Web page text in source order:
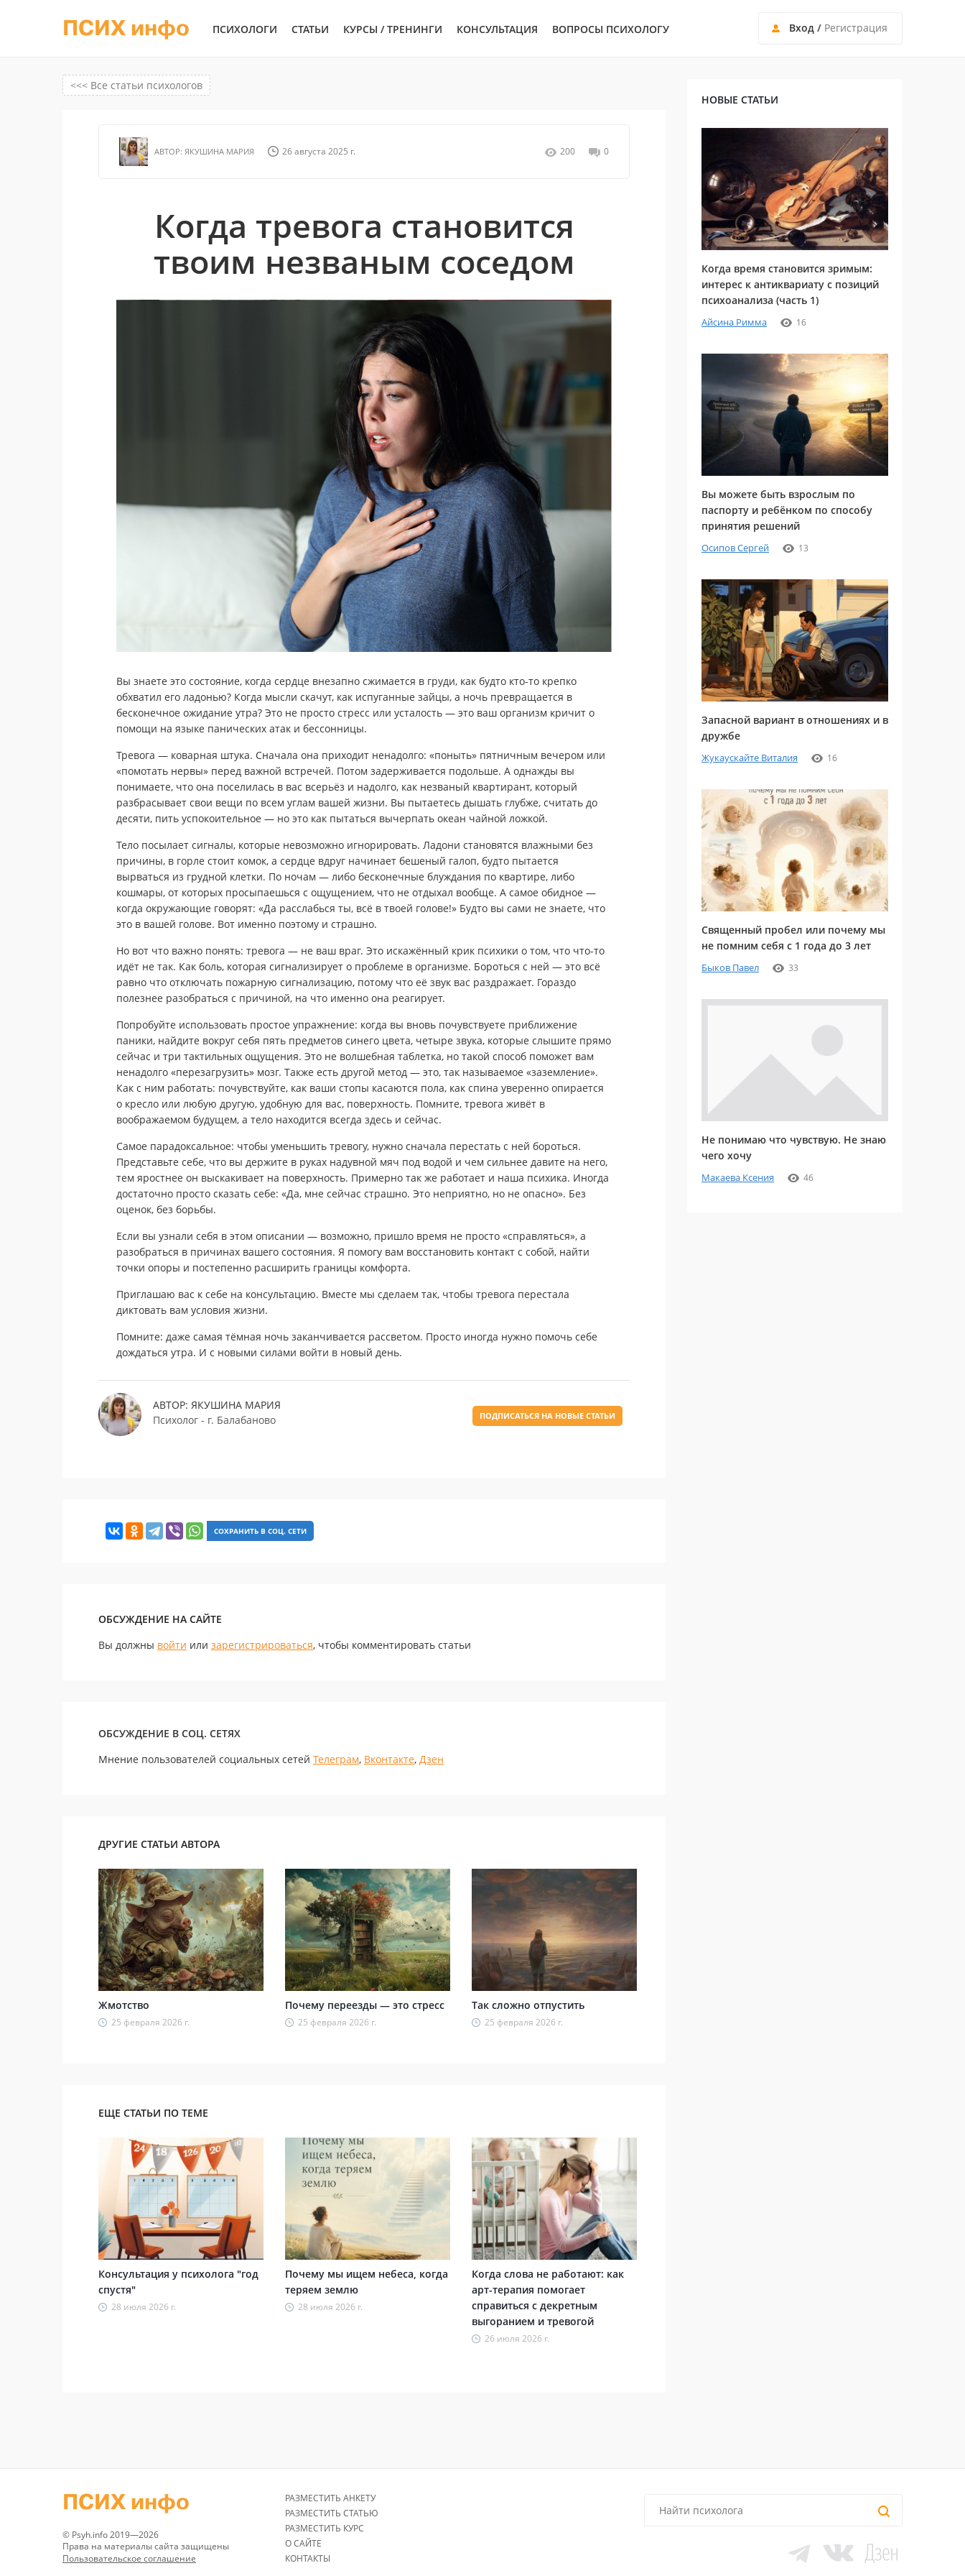
ПСИХ инфо ПСИХОЛОГИ СТАТЬИ КУРСЫ / ТРЕНИНГИ КОНСУЛЬТАЦИЯ ВОПРОСЫ ПСИХОЛОГУ Вход / Регистрация
<<< Все статьи психологов
АВТОР: ЯКУШИНА МАРИЯ 26 августа 2025 г. 200 0
Когда тревога становится
твоим незваным соседом
Вы знаете это состояние, когда сердце внезапно сжимается в груди, как будто кто-то крепко
обхватил его ладонью? Когда мысли скачут, как испуганные зайцы, а ночь превращается в
бесконечное ожидание утра? Это не просто стресс или усталость — это ваш организм кричит о
помощи на языке панических атак и бессонницы.
Тревога — коварная штука. Сначала она приходит ненадолго: «поныть» пятничным вечером или
«помотать нервы» перед важной встречей. Потом задерживается подольше. А однажды вы
понимаете, что она поселилась в вас всерьёз и надолго, как незваный квартирант, который
разбрасывает свои вещи по всем углам вашей жизни. Вы пытаетесь дышать глубже, считать до
десяти, пить успокоительное — но это как пытаться вычерпать океан чайной ложкой.
Тело посылает сигналы, которые невозможно игнорировать. Ладони становятся влажными без
причины, в горле стоит комок, а сердце вдруг начинает бешеный галоп, будто пытается
вырваться из грудной клетки. По ночам — либо бесконечные блуждания по квартире, либо
кошмары, от которых просыпаешься с ощущением, что не отдыхал вообще. А самое обидное —
когда окружающие говорят: «Да расслабься ты, всё в твоей голове!» Будто вы сами не знаете, что
это в вашей голове. Вот именно поэтому и страшно.
Но вот что важно понять: тревога — не ваш враг. Это искажённый крик психики о том, что что-то
идёт не так. Как боль, которая сигнализирует о проблеме в организме. Бороться с ней — это всё
равно что отключать пожарную сигнализацию, потому что её звук вас раздражает. Гораздо
полезнее разобраться с причиной, на что именно она реагирует.
Попробуйте использовать простое упражнение: когда вы вновь почувствуете приближение
паники, найдите вокруг себя пять предметов синего цвета, четыре звука, которые слышите прямо
сейчас и три тактильных ощущения. Это не волшебная таблетка, но такой способ поможет вам
ненадолго «перезагрузить» мозг. Также есть другой метод — это, так называемое «заземление».
Как с ним работать: почувствуйте, как ваши стопы касаются пола, как спина уверенно опирается
о кресло или любую другую, удобную для вас, поверхность. Помните, тревога живёт в
воображаемом будущем, а тело находится всегда здесь и сейчас.
Самое парадоксальное: чтобы уменьшить тревогу, нужно сначала перестать с ней бороться.
Представьте себе, что вы держите в руках надувной мяч под водой и чем сильнее давите на него,
тем яростнее он выскакивает на поверхность. Примерно так же работает и наша психика. Иногда
достаточно просто сказать себе: «Да, мне сейчас страшно. Это неприятно, но не опасно». Без
оценок, без борьбы.
Если вы узнали себя в этом описании — возможно, пришло время не просто «справляться», а
разобраться в причинах вашего состояния. Я помогу вам восстановить контакт с собой, найти
точки опоры и постепенно расширить границы комфорта.
Приглашаю вас к себе на консультацию. Вместе мы сделаем так, чтобы тревога перестала
диктовать вам условия жизни.
Помните: даже самая тёмная ночь заканчивается рассветом. Просто иногда нужно помочь себе
дождаться утра. И с новыми силами войти в новый день.
АВТОР: ЯКУШИНА МАРИЯ
Психолог - г. Балабаново
ПОДПИСАТЬСЯ НА НОВЫЕ СТАТЬИ
СОХРАНИТЬ В СОЦ. СЕТИ
ОБСУЖДЕНИЕ НА САЙТЕ
Вы должны войти или зарегистрироваться, чтобы комментировать статьи
ОБСУЖДЕНИЕ В СОЦ. СЕТЯХ
Мнение пользователей социальных сетей Телеграм, Вконтакте, Дзен
ДРУГИЕ СТАТЬИ АВТОРА
Жмотство
25 февраля 2026 г.
Почему переезды — это стресс
25 февраля 2026 г.
Так сложно отпустить
25 февраля 2026 г.
ЕЩЕ СТАТЬИ ПО ТЕМЕ
Консультация у психолога "год
спустя"
28 июля 2026 г.
Почему мы ищем небеса, когда
теряем землю
28 июля 2026 г.
Когда слова не работают: как
арт-терапия помогает
справиться с декретным
выгоранием и тревогой
26 июля 2026 г.
НОВЫЕ СТАТЬИ
Когда время становится зримым:
интерес к антиквариату с позиций
психоанализа (часть 1)
Айсина Римма 16
Вы можете быть взрослым по
паспорту и ребёнком по способу
принятия решений
Осипов Сергей 13
Запасной вариант в отношениях и в
дружбе
Жукаускайте Виталия 16
Священный пробел или почему мы
не помним себя с 1 года до 3 лет
Быков Павел 33
Не понимаю что чувствую. Не знаю
чего хочу
Макаева Ксения 46
ПСИХ инфо
© Psyh.info 2019—2026
Права на материалы сайта защищены
Пользовательское соглашение
РАЗМЕСТИТЬ АНКЕТУ
РАЗМЕСТИТЬ СТАТЬЮ
РАЗМЕСТИТЬ КУРС
О САЙТЕ
КОНТАКТЫ